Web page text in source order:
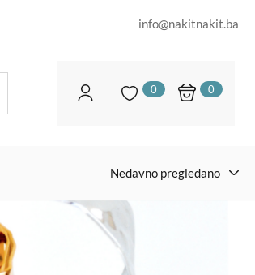
info@nakitnakit.ba
0 0
Nedavno pregledano